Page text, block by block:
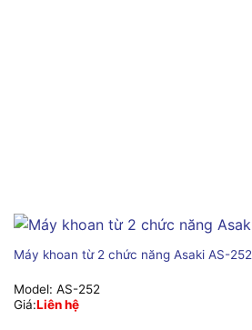
Máy khoan từ 2 chức năng Asaki AS-252
Model: AS-252
Giá:Liên hệ